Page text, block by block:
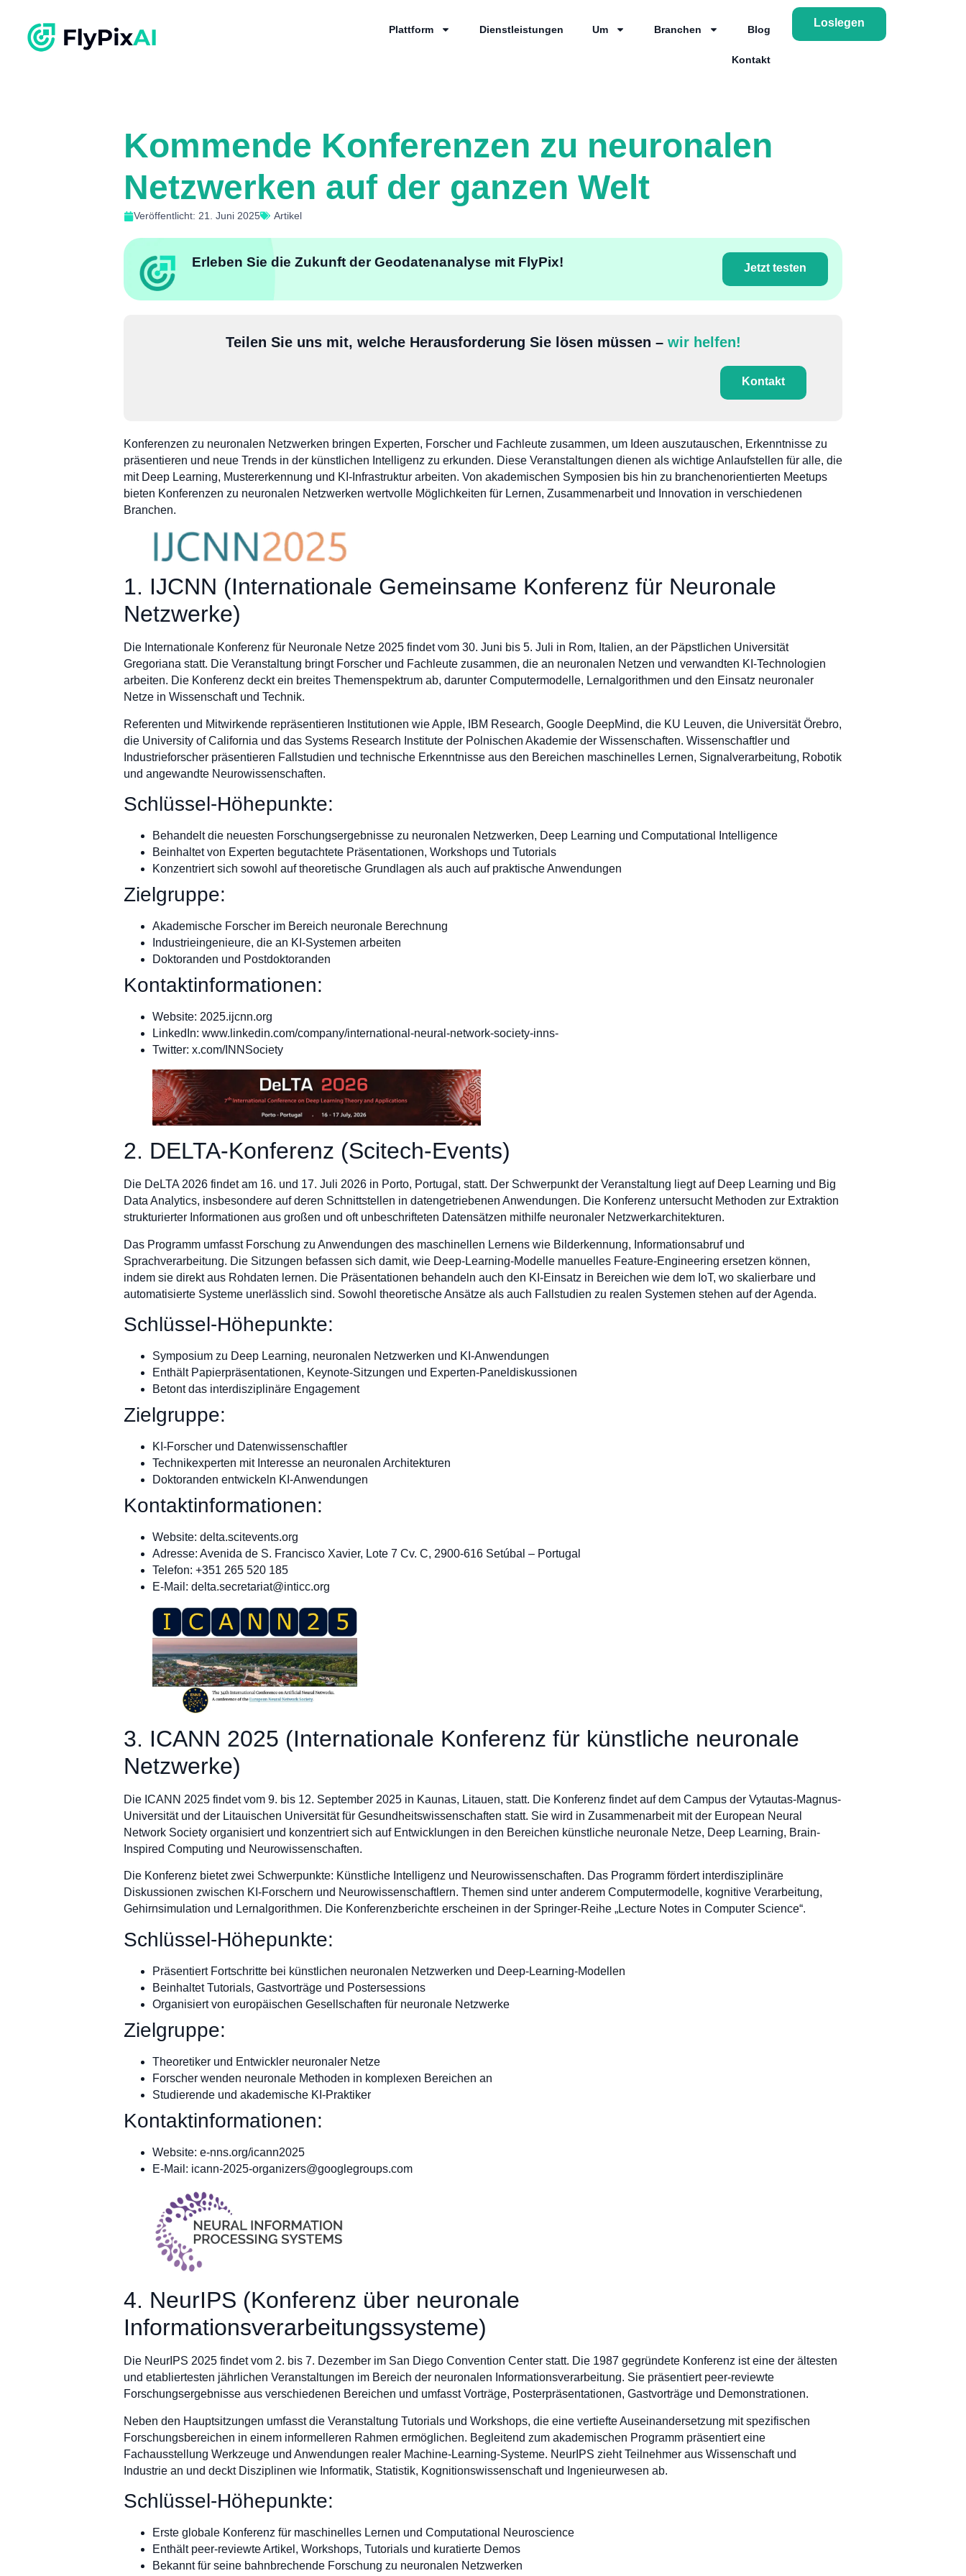
Plattform Dienstleistungen Um Branchen Blog
Kontakt
Loslegen
Kommende Konferenzen zu neuronalen
Netzwerken auf der ganzen Welt
Veröffentlicht: 21. Juni 2025 Artikel
Erleben Sie die Zukunft der Geodatenanalyse mit FlyPix! Jetzt testen
Teilen Sie uns mit, welche Herausforderung Sie lösen müssen – wir helfen!
Kontakt
Konferenzen zu neuronalen Netzwerken bringen Experten, Forscher und Fachleute zusammen, um Ideen auszutauschen, Erkenntnisse zu
präsentieren und neue Trends in der künstlichen Intelligenz zu erkunden. Diese Veranstaltungen dienen als wichtige Anlaufstellen für alle, die
mit Deep Learning, Mustererkennung und KI-Infrastruktur arbeiten. Von akademischen Symposien bis hin zu branchenorientierten Meetups
bieten Konferenzen zu neuronalen Netzwerken wertvolle Möglichkeiten für Lernen, Zusammenarbeit und Innovation in verschiedenen
Branchen.
1. IJCNN (Internationale Gemeinsame Konferenz für Neuronale
Netzwerke)
Die Internationale Konferenz für Neuronale Netze 2025 findet vom 30. Juni bis 5. Juli in Rom, Italien, an der Päpstlichen Universität
Gregoriana statt. Die Veranstaltung bringt Forscher und Fachleute zusammen, die an neuronalen Netzen und verwandten KI-Technologien
arbeiten. Die Konferenz deckt ein breites Themenspektrum ab, darunter Computermodelle, Lernalgorithmen und den Einsatz neuronaler
Netze in Wissenschaft und Technik.
Referenten und Mitwirkende repräsentieren Institutionen wie Apple, IBM Research, Google DeepMind, die KU Leuven, die Universität Örebro,
die University of California und das Systems Research Institute der Polnischen Akademie der Wissenschaften. Wissenschaftler und
Industrieforscher präsentieren Fallstudien und technische Erkenntnisse aus den Bereichen maschinelles Lernen, Signalverarbeitung, Robotik
und angewandte Neurowissenschaften.
Schlüssel-Höhepunkte:
Behandelt die neuesten Forschungsergebnisse zu neuronalen Netzwerken, Deep Learning und Computational Intelligence
Beinhaltet von Experten begutachtete Präsentationen, Workshops und Tutorials
Konzentriert sich sowohl auf theoretische Grundlagen als auch auf praktische Anwendungen
Zielgruppe:
Akademische Forscher im Bereich neuronale Berechnung
Industrieingenieure, die an KI-Systemen arbeiten
Doktoranden und Postdoktoranden
Kontaktinformationen:
Website: 2025.ijcnn.org
LinkedIn: www.linkedin.com/company/international-neural-network-society-inns-
Twitter: x.com/INNSociety
2. DELTA-Konferenz (Scitech-Events)
Die DeLTA 2026 findet am 16. und 17. Juli 2026 in Porto, Portugal, statt. Der Schwerpunkt der Veranstaltung liegt auf Deep Learning und Big
Data Analytics, insbesondere auf deren Schnittstellen in datengetriebenen Anwendungen. Die Konferenz untersucht Methoden zur Extraktion
strukturierter Informationen aus großen und oft unbeschrifteten Datensätzen mithilfe neuronaler Netzwerkarchitekturen.
Das Programm umfasst Forschung zu Anwendungen des maschinellen Lernens wie Bilderkennung, Informationsabruf und
Sprachverarbeitung. Die Sitzungen befassen sich damit, wie Deep-Learning-Modelle manuelles Feature-Engineering ersetzen können,
indem sie direkt aus Rohdaten lernen. Die Präsentationen behandeln auch den KI-Einsatz in Bereichen wie dem IoT, wo skalierbare und
automatisierte Systeme unerlässlich sind. Sowohl theoretische Ansätze als auch Fallstudien zu realen Systemen stehen auf der Agenda.
Schlüssel-Höhepunkte:
Symposium zu Deep Learning, neuronalen Netzwerken und KI-Anwendungen
Enthält Papierpräsentationen, Keynote-Sitzungen und Experten-Paneldiskussionen
Betont das interdisziplinäre Engagement
Zielgruppe:
KI-Forscher und Datenwissenschaftler
Technikexperten mit Interesse an neuronalen Architekturen
Doktoranden entwickeln KI-Anwendungen
Kontaktinformationen:
Website: delta.scitevents.org
Adresse: Avenida de S. Francisco Xavier, Lote 7 Cv. C, 2900-616 Setúbal – Portugal
Telefon: +351 265 520 185
E-Mail: delta.secretariat@inticc.org
3. ICANN 2025 (Internationale Konferenz für künstliche neuronale
Netzwerke)
Die ICANN 2025 findet vom 9. bis 12. September 2025 in Kaunas, Litauen, statt. Die Konferenz findet auf dem Campus der Vytautas-Magnus-
Universität und der Litauischen Universität für Gesundheitswissenschaften statt. Sie wird in Zusammenarbeit mit der European Neural
Network Society organisiert und konzentriert sich auf Entwicklungen in den Bereichen künstliche neuronale Netze, Deep Learning, Brain-
Inspired Computing und Neurowissenschaften.
Die Konferenz bietet zwei Schwerpunkte: Künstliche Intelligenz und Neurowissenschaften. Das Programm fördert interdisziplinäre
Diskussionen zwischen KI-Forschern und Neurowissenschaftlern. Themen sind unter anderem Computermodelle, kognitive Verarbeitung,
Gehirnsimulation und Lernalgorithmen. Die Konferenzberichte erscheinen in der Springer-Reihe „Lecture Notes in Computer Science“.
Schlüssel-Höhepunkte:
Präsentiert Fortschritte bei künstlichen neuronalen Netzwerken und Deep-Learning-Modellen
Beinhaltet Tutorials, Gastvorträge und Postersessions
Organisiert von europäischen Gesellschaften für neuronale Netzwerke
Zielgruppe:
Theoretiker und Entwickler neuronaler Netze
Forscher wenden neuronale Methoden in komplexen Bereichen an
Studierende und akademische KI-Praktiker
Kontaktinformationen:
Website: e-nns.org/icann2025
E-Mail: icann-2025-organizers@googlegroups.com
4. NeurIPS (Konferenz über neuronale
Informationsverarbeitungssysteme)
Die NeurIPS 2025 findet vom 2. bis 7. Dezember im San Diego Convention Center statt. Die 1987 gegründete Konferenz ist eine der ältesten
und etabliertesten jährlichen Veranstaltungen im Bereich der neuronalen Informationsverarbeitung. Sie präsentiert peer-reviewte
Forschungsergebnisse aus verschiedenen Bereichen und umfasst Vorträge, Posterpräsentationen, Gastvorträge und Demonstrationen.
Neben den Hauptsitzungen umfasst die Veranstaltung Tutorials und Workshops, die eine vertiefte Auseinandersetzung mit spezifischen
Forschungsbereichen in einem informelleren Rahmen ermöglichen. Begleitend zum akademischen Programm präsentiert eine
Fachausstellung Werkzeuge und Anwendungen realer Machine-Learning-Systeme. NeurIPS zieht Teilnehmer aus Wissenschaft und
Industrie an und deckt Disziplinen wie Informatik, Statistik, Kognitionswissenschaft und Ingenieurwesen ab.
Schlüssel-Höhepunkte:
Erste globale Konferenz für maschinelles Lernen und Computational Neuroscience
Enthält peer-reviewte Artikel, Workshops, Tutorials und kuratierte Demos
Bekannt für seine bahnbrechende Forschung zu neuronalen Netzwerken